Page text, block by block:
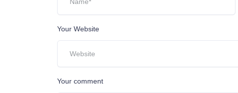
Your Website
Your comment